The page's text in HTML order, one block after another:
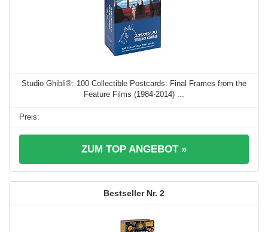
Studio Ghibli®: 100 Collectible Postcards: Final Frames from the
Feature Films (1984-2014) ...
ZUM TOP ANGEBOT »
2